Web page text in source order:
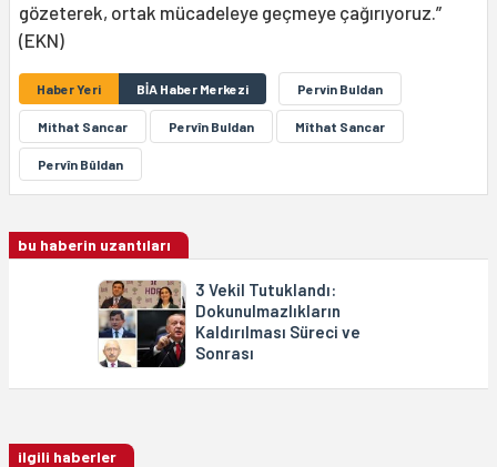
gözeterek, ortak mücadeleye geçmeye çağırıyoruz.”
(EKN)
Haber Yeri BİA Haber Merkezi Pervin Buldan
Mithat Sancar Pervîn Buldan Mîthat Sancar
Pervîn Bûldan
bu haberin uzantıları
3 Vekil Tutuklandı:
Dokunulmazlıkların
Kaldırılması Süreci ve
Sonrası
ilgili haberler